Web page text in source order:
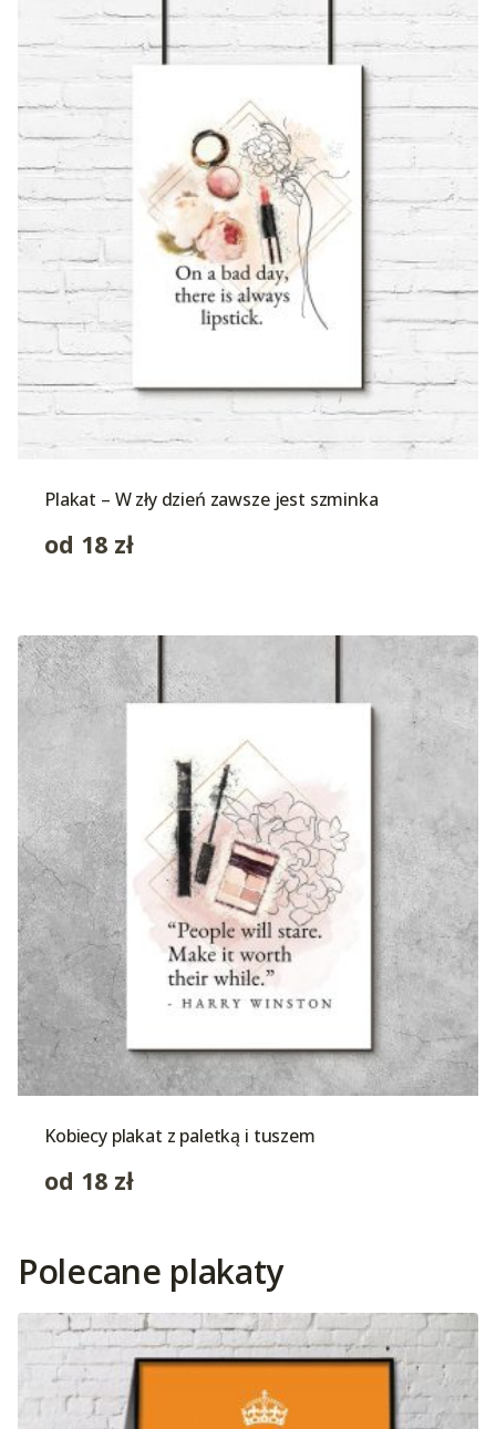
Plakat – W zły dzień zawsze jest szminka
od 18 zł
Kobiecy plakat z paletką i tuszem
od 18 zł
Polecane plakaty